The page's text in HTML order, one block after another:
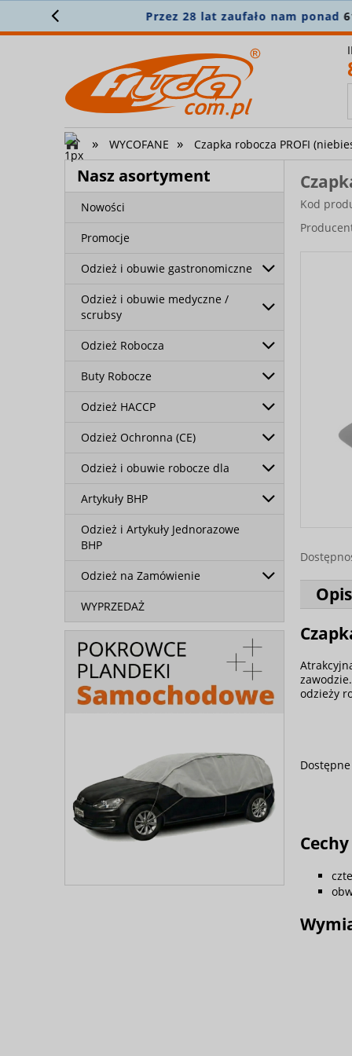
» WYCOFANE » Czapka robocza PROFI
Nasz asortyment
Nowości
Promocje
Odzież i obuwie gastronomiczne
Odzież i obuwie medyczne /
scrubsy
Odzież Robocza
Buty Robocze
Odzież HACCP
Odzież Ochronna (CE)
Odzież i obuwie robocze dla
Artykuły BHP
Odzież i Artykuły Jednorazowe
BHP
Odzież na Zamówienie
WYPRZEDAŻ
Kod
Opis
odzieży